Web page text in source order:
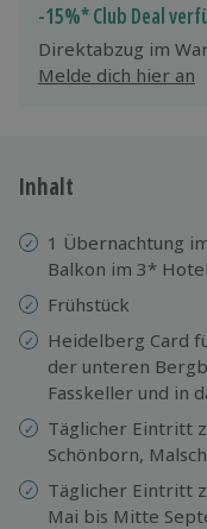
Jeder Gutschein für
Maximale
10 Jahre gültig &
-15%* Club Deal
Direktabzug im
Melde dich hier an
Inhalt
1 Übernachtung
Balkon im 3*
Frühstück
Heidelberg Card
der unteren
Fasskeller und in
Täglicher Eintritt
Schönborn,
Täglicher Eintritt
Mai bis Mitte